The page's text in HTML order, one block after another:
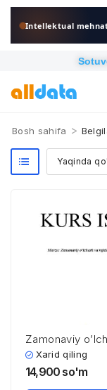
Intellektual
Bosh sahifa >
Zamonaviy
va rejalash
Xarid qiling
14,900 so'm